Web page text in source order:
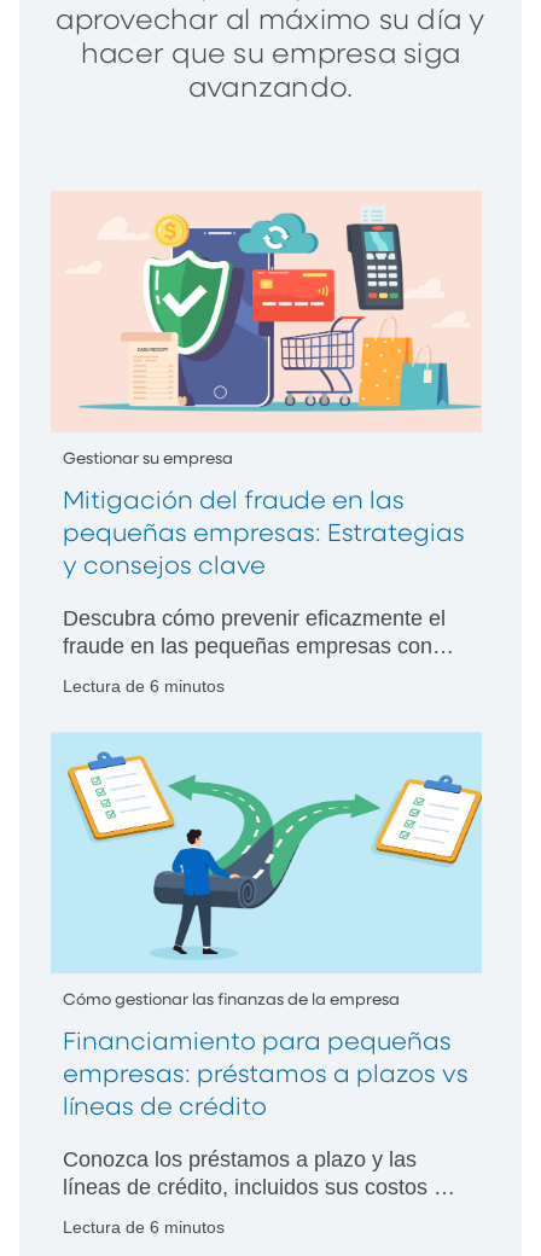
aprovechar al máximo su día y
hacer que su empresa siga
avanzando.
Gestionar su empresa
Mitigación del fraude en las
pequeñas empresas: Estrategias
y consejos clave
Descubra cómo prevenir eficazmente el
fraude en las pequeñas empresas con
financieras.
Lectura de 6 minutos
Cómo gestionar las finanzas de la empresa
Financiamiento para pequeñas
empresas: préstamos a plazos vs
líneas de crédito
Conozca los préstamos a plazo y las
líneas de crédito, incluidos sus costos y
Lectura de 6 minutos